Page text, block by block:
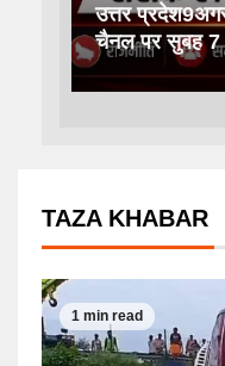
उत्तर
चैनल पर सुबह
TAZA KHABAR
1 min read